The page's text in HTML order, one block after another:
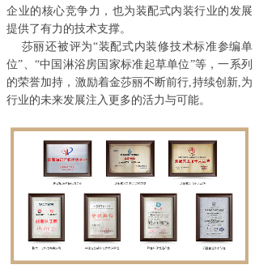
企业的核心竞争力，也为装配式内装行业的发展
提供了有力的技术支撑。
莎丽还被评为“装配式内装修技术标准参编单
位”、“中国淋浴房国家标准起草单位”等，一系列
的荣誉加持， 激励着金莎丽不断前行,持续创新,为
行业的未来发展注入更多的活力与可能。